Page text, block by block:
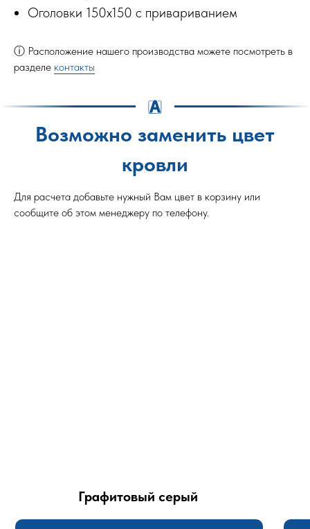
Оголовки 150х150 с привариванием
ⓘ Расположение нашего производства можете посмотреть в
разделе контакты
Возможно заменить цвет
кровли
Для расчета добавьте нужный Вам цвет в корзину или
сообщите об этом менеджеру по телефону.
Графитовый серый